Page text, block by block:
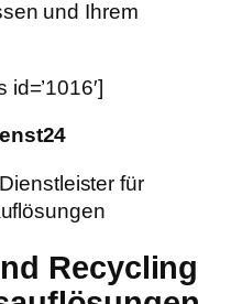
und Ihrem
für
Recycling